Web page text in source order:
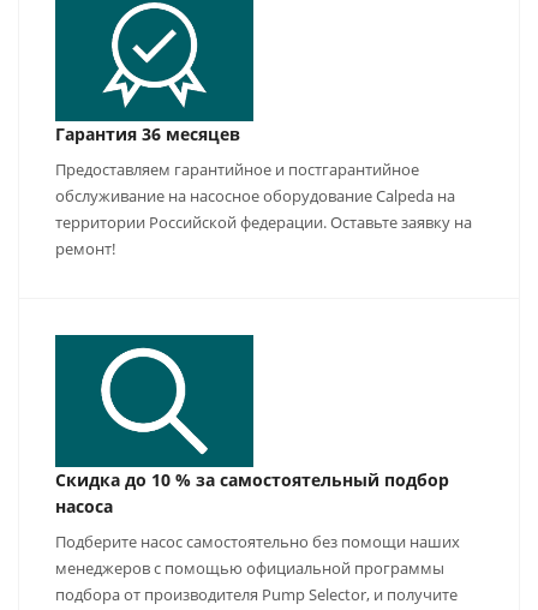
Гарантия 36 месяцев
Предоставляем гарантийное и постгарантийное
обслуживание на насосное оборудование Calpeda на
территории Российской федерации. Оставьте заявку на
ремонт!
Скидка до 10 % за самостоятельный подбор
насоса
Подберите насос самостоятельно без помощи наших
менеджеров с помощью официальной программы
подбора от производителя Pump Selector, и получите